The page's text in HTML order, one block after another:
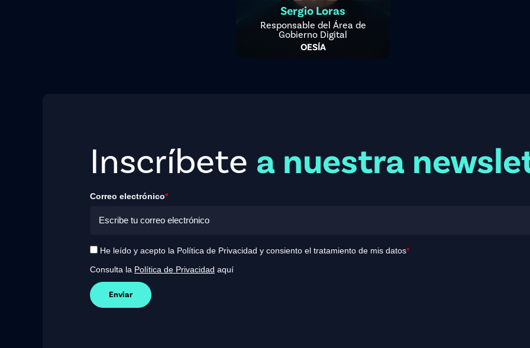
Sergio Loras
Responsable del Área de
Gobierno Digital
OESÍA
Inscríbete a nuestra
Correo electrónico*
He leído y acepto la Política de Privacidad y consiento el tratamiento de mis datos*
Consulta la Política de Privacidad aquí
Enviar